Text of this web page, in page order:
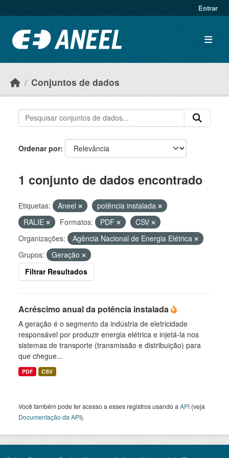
Entrar
Conjuntos de dados
Ordenar por
1 conjunto de dados encontrado
Etiquetas: Aneel
potência instalada
RALIE
Formatos: PDF
CSV
Organizações:
Agência Nacional de Energia Elétrica
Grupos:
Geração
Filtrar Resultados
Acréscimo anual da potência instalada
A geração é o segmento da indústria de eletricidade
responsável por produzir energia elétrica e injetá-la nos
sistemas de transporte (transmissão e distribuição) para
que chegue...
PDF CSV
Você também pode ter acesso a esses registros usando a API (veja
Documentação da API).